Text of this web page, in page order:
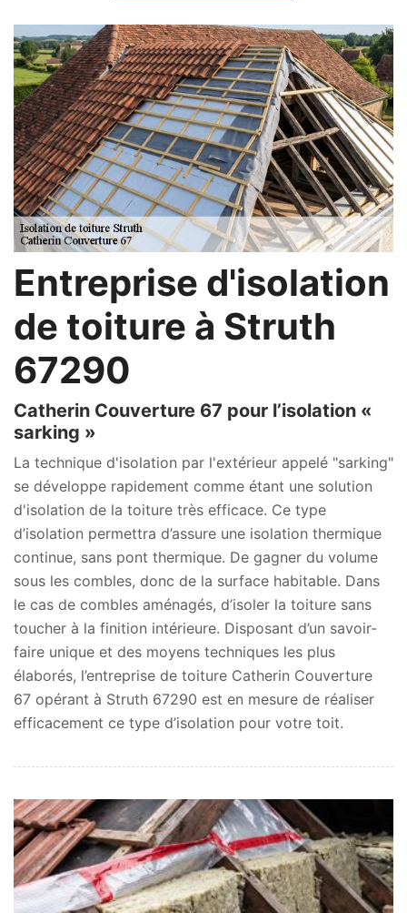
Entreprise d'isolation
de toiture à Struth
67290
Catherin Couverture 67 pour l’isolation «
sarking »
La technique d'isolation par l'extérieur appelé "sarking"
se développe rapidement comme étant une solution
d'isolation de la toiture très efficace. Ce type
d’isolation permettra d’assure une isolation thermique
continue, sans pont thermique. De gagner du volume
sous les combles, donc de la surface habitable. Dans
le cas de combles aménagés, d’isoler la toiture sans
toucher à la finition intérieure. Disposant d’un savoir-
faire unique et des moyens techniques les plus
élaborés, l’entreprise de toiture Catherin Couverture
67 opérant à Struth 67290 est en mesure de réaliser
efficacement ce type d’isolation pour votre toit.